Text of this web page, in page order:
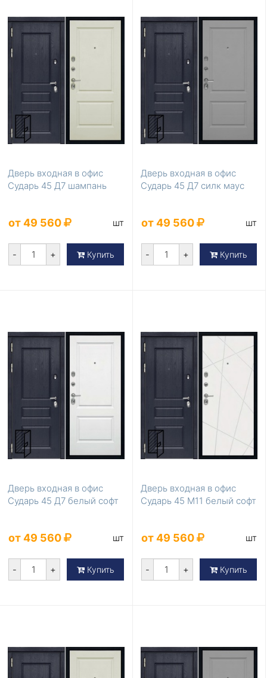
Дверь входная в офис
Сударь 45 Д7 шампань
от 49 560 шт
- + Купить
Дверь входная в офис
Сударь 45 Д7 силк маус
от 49 560 шт
- + Купить
Дверь входная в офис
Сударь 45 Д7 белый софт
от 49 560 шт
- + Купить
Дверь входная в офис
Сударь 45 М11 белый софт
от 49 560 шт
- + Купить